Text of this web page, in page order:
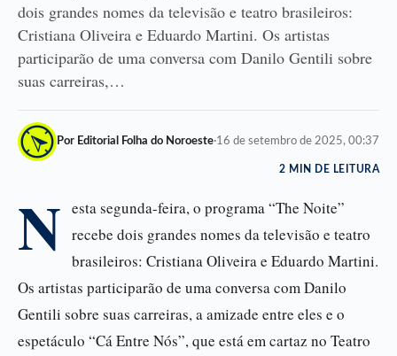
dois grandes nomes da televisão e teatro brasileiros:
Cristiana Oliveira e Eduardo Martini. Os artistas
participarão de uma conversa com Danilo Gentili sobre
suas carreiras,…
Por Editorial Folha do Noroeste·16 de setembro de 2025, 00:37
2 MIN DE LEITURA
N esta segunda-feira, o programa “The Noite”
recebe dois grandes nomes da televisão e teatro
brasileiros: Cristiana Oliveira e Eduardo Martini.
Os artistas participarão de uma conversa com Danilo
Gentili sobre suas carreiras, a amizade entre eles e o
espetáculo “Cá Entre Nós”, que está em cartaz no Teatro